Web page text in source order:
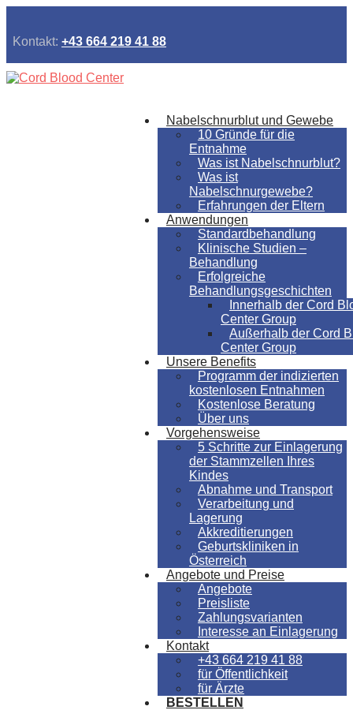
Kontakt: +43 664 219 41 88
Nabelschnurblut und Gewebe
10 Gründe für die
Entnahme
Was ist Nabelschnurblut?
Was ist
Nabelschnurgewebe?
Erfahrungen der Eltern
Anwendungen
Standardbehandlung
Klinische Studien –
Behandlung
Erfolgreiche
Behandlungsgeschichten
Innerhalb der Cord
Center Group
Außerhalb der Cord
Center Group
Unsere Benefits
Programm der indizierten
kostenlosen Entnahmen
Kostenlose Beratung
Über uns
Vorgehensweise
5 Schritte zur Einlagerung
der Stammzellen Ihres
Kindes
Abnahme und Transport
Verarbeitung und
Lagerung
Akkreditierungen
Geburtskliniken in
Österreich
Angebote und Preise
Angebote
Preisliste
Zahlungsvarianten
Interesse an Einlagerung
Kontakt
+43 664 219 41 88
für Öffentlichkeit
für Ärzte
BESTELLEN